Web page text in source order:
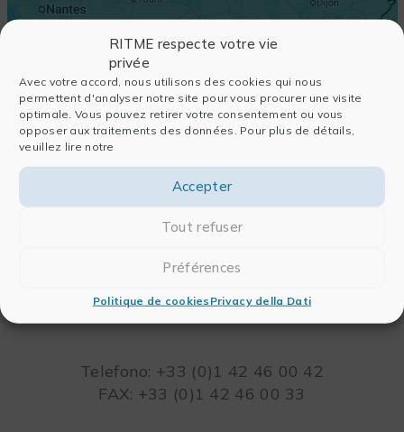
RITME respecte votre vie
privée
Avec votre accord, nous utilisons des cookies qui nous
permettent d'analyser notre site pour vous procurer une visite
optimale. Vous pouvez retirer votre consentement ou vous
opposer aux traitements des données. Pour plus de détails,
veuillez lire notre
Accepter
Tout refuser
Préférences
Politique de cookies Privacy della Dati
RITME
65, RUE ORDENER
Telefono: +33 (0)1 42 46 00 42
FAX: +33 (0)1 42 46 00 33